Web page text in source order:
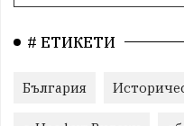
# ЕТИКЕТИ
България